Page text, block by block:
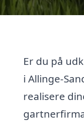
Er du på
i Allinge-
realisere